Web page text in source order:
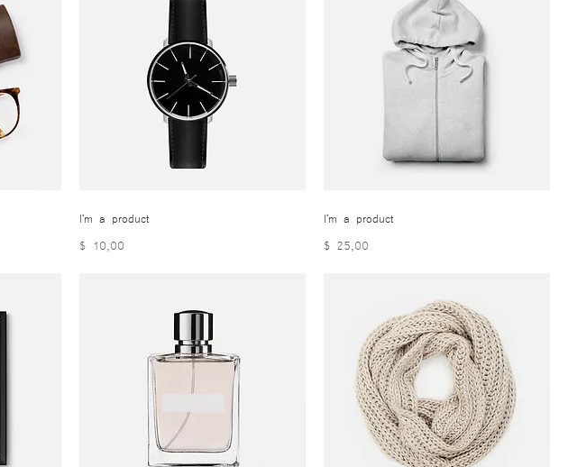
I'm a product
Precio
$ 10,00
I'm a product
Precio
$ 25,00